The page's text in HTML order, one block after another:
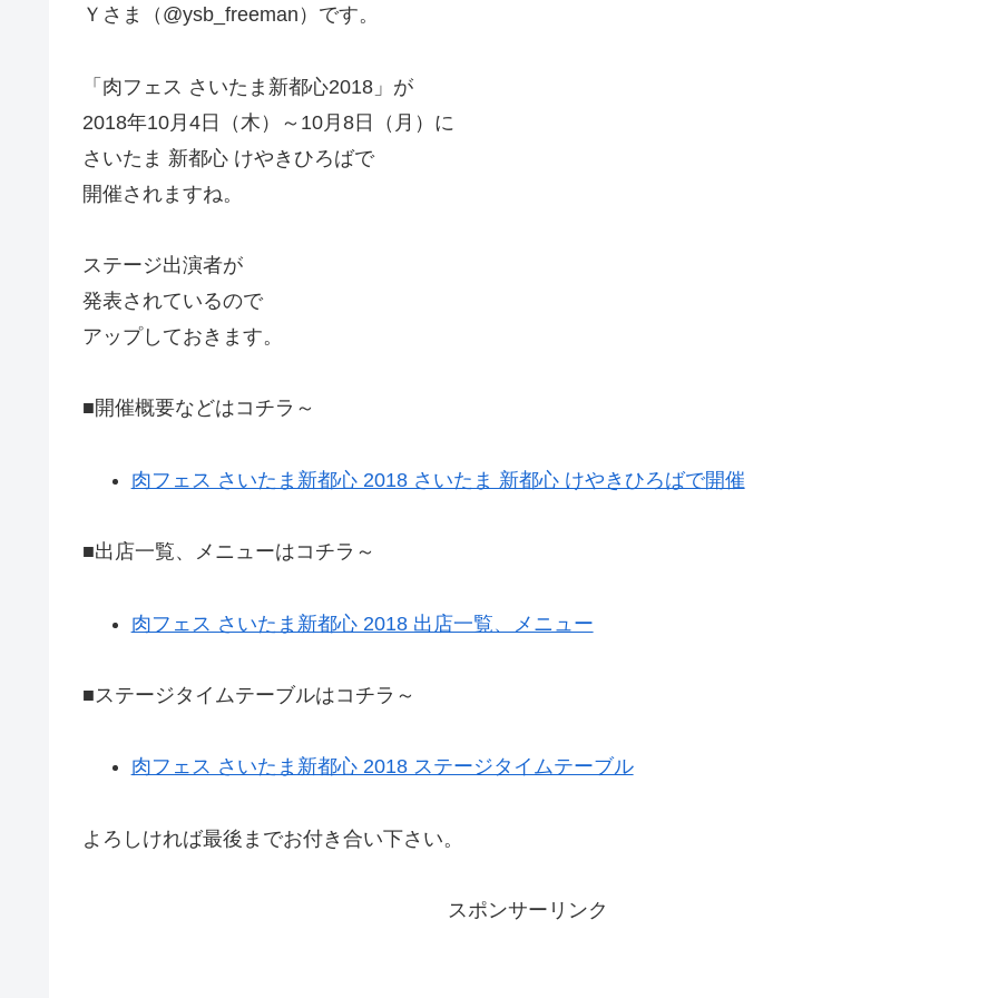
Ｙさま（@ysb_freeman）です。
「肉フェス さいたま新都心2018」が
2018年10月4日（木）～10月8日（月）に
さいたま 新都心 けやきひろばで
開催されますね。
ステージ出演者が
発表されているので
アップしておきます。
■開催概要などはコチラ～
肉フェス さいたま新都心 2018 さいたま 新都心 けやきひろばで開催
■出店一覧、メニューはコチラ～
肉フェス さいたま新都心 2018 出店一覧、メニュー
■ステージタイムテーブルはコチラ～
肉フェス さいたま新都心 2018 ステージタイムテーブル
よろしければ最後までお付き合い下さい。
スポンサーリンク